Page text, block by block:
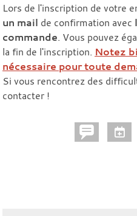
Lors de l'inscription de votre
un mail de confirmation avec
commande. Vous pouvez
la fin de l'inscription. Notez
nécessaire pour toute
Si vous rencontrez des
contacter !